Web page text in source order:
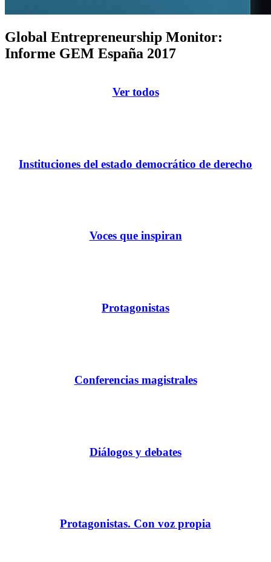
Global Entrepreneurship Monitor:
Informe GEM España 2017
Ver todos
Instituciones del estado democrático de derecho
Voces que inspiran
Protagonistas
Conferencias magistrales
Diálogos y debates
Protagonistas. Con voz propia